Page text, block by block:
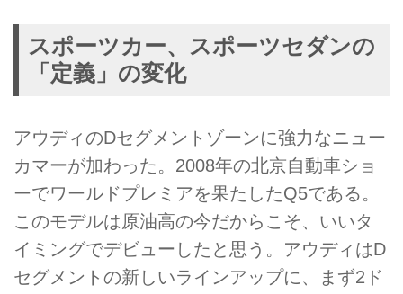
スポーツカー、スポーツセダンの
「定義」の変化
アウディのDセグメントゾーンに強力なニュー
カマーが加わった。2008年の北京自動車ショ
ーでワールドプレミアを果たしたQ5である。
このモデルは原油高の今だからこそ、いいタ
イミングでデビューしたと思う。アウディはD
セグメントの新しいラインアップに、まず2ド